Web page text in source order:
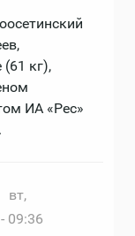
кг),
ИА «Рес»
вт,
09:36